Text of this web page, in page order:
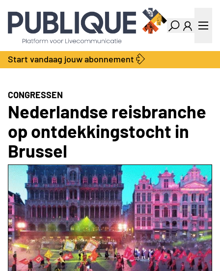
Industry Dashboard
Vacatures
Kalender
Producten
Bedrijvengids
Locatie Finder
Contact
Over ons
Adverteren
Abonnementen
Start vandaag jouw abonnement
CONGRESSEN
Nederlandse reisbranche
op ontdekkingstocht in
Brussel